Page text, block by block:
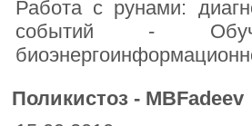
Работа с рунами:
событий -
Поликистоз - MBFadeev